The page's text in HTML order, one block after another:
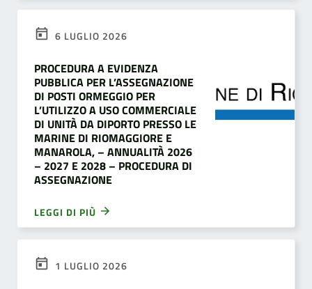
6 LUGLIO 2026
PROCEDURA A EVIDENZA
PUBBLICA PER L’ASSEGNAZIONE
DI POSTI ORMEGGIO PER
L’UTILIZZO A USO COMMERCIALE
DI UNITÀ DA DIPORTO PRESSO LE
MARINE DI RIOMAGGIORE E
MANAROLA, – ANNUALITÀ 2026
– 2027 E 2028 – PROCEDURA DI
ASSEGNAZIONE
LEGGI DI PIÙ
1 LUGLIO 2026